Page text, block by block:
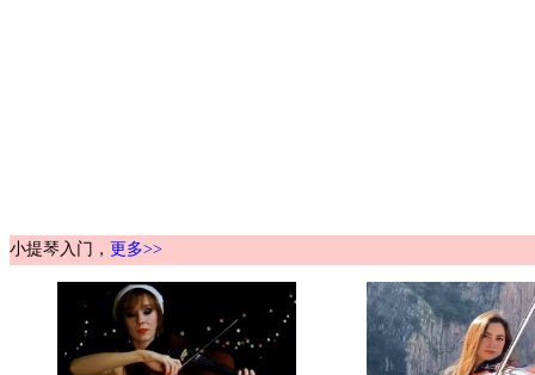
小提琴入门， 更多>>